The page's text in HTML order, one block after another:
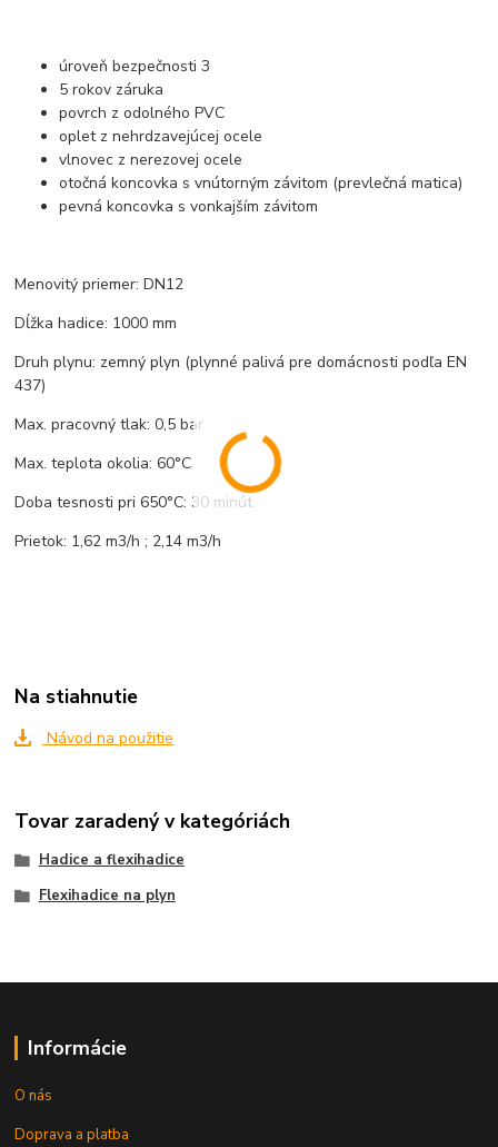
úroveň bezpečnosti 3
5 rokov záruka
povrch z odolného PVC
oplet z nehrdzavejúcej ocele
vlnovec z nerezovej ocele
otočná koncovka s vnútorným závitom (prevlečná matica)
pevná koncovka s vonkajším závitom
Menovitý priemer: DN12
Dĺžka hadice: 1000 mm
Druh plynu: zemný plyn (plynné palivá pre domácnosti podľa EN
437)
Max. pracovný tlak: 0,5 bar
Max. teplota okolia: 60°C
Doba tesnosti pri 650°C: 30 minút
Prietok: 1,62 m3/h ; 2,14 m3/h
Na stiahnutie
Návod na použitie
Tovar zaradený v kategóriách
Hadice a flexihadice
Flexihadice na plyn
Informácie
O nás
Doprava a platba